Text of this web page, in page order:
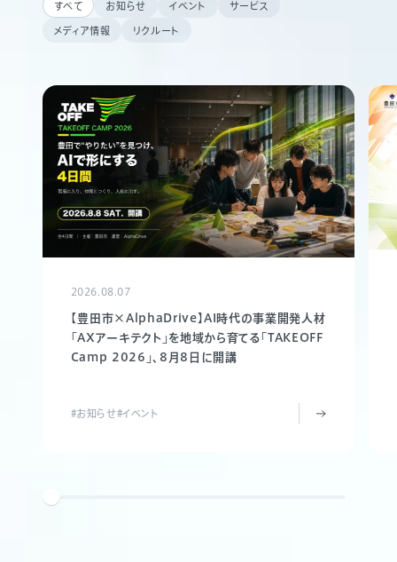
すべて お知らせ イベント サービス
メディア情報 リクルート
2026.08.07
【豊田市×AlphaDrive】AI時代の事業開発人材
「AXアーキテクト」を地域から育てる「TAKEOFF
Camp 2026」、8月8日に開講
#お知らせ#イベント